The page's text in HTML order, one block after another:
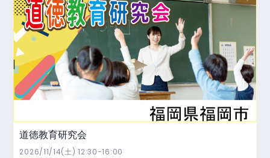
道徳教育研究会
2026/11/14(土) 12:30-16:00